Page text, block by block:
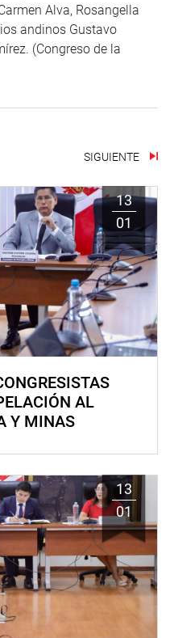
Alva, Rosangella
andinos Gustavo
(Congreso de la
SIGUIENTE
13
01
AL
Y MINAS
13
01